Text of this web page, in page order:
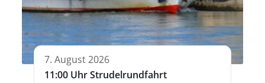
7. August 2026
11:00 Uhr Strudelrundfahrt